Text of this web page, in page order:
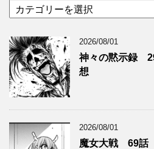
テ
リ
ー
2026/08/01
神々の黙示録
想
2026/08/01
魔女大戦 69